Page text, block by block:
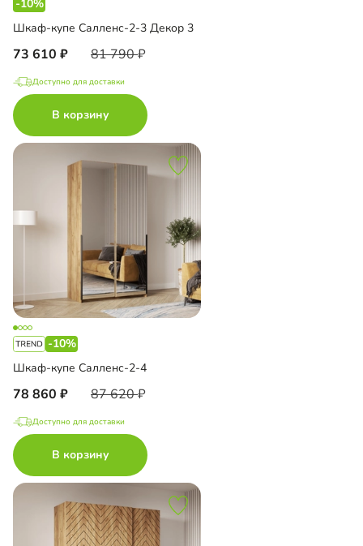
-10%
Шкаф-купе Салленс-2-3 Декор 3
73 610 81 790
Доступно для доставки
В корзину
-10%
Шкаф-купе Салленс-2-4
78 860 87 620
Доступно для доставки
В корзину